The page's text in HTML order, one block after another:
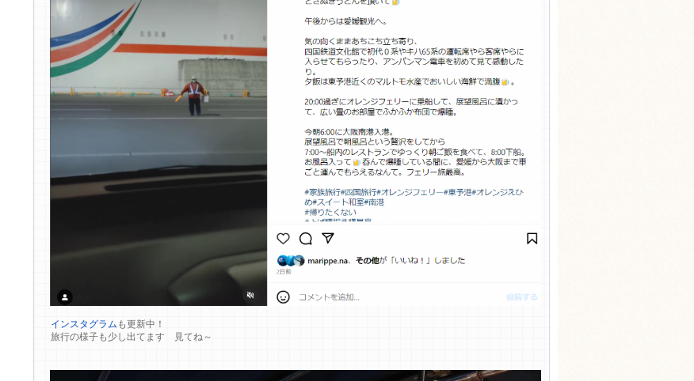
インスタグラム も更新中！
旅行の様子も少し出てます 見てね～